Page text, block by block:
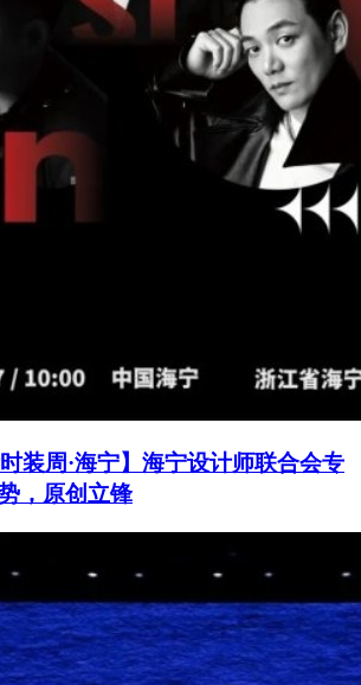
时装周·海宁】海宁设计师联合会专
，原创立锋